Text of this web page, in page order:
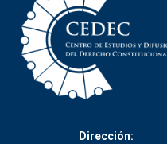
Dirección: